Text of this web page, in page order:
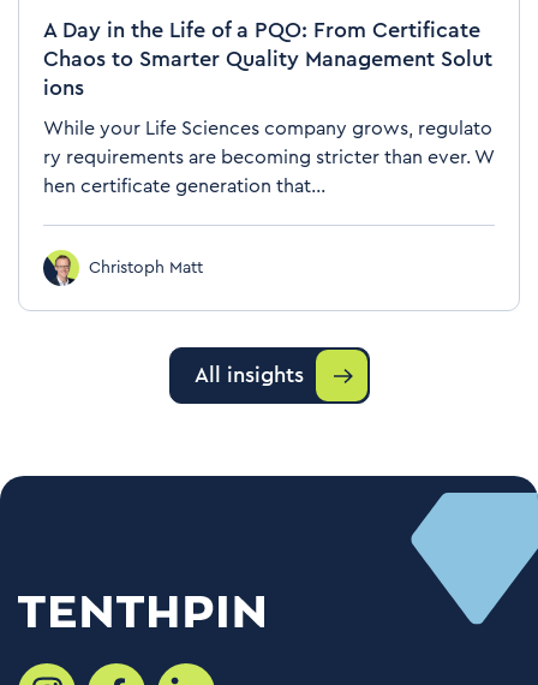
A Day in the Life of a PQO: From Certificate
Chaos to Smarter Quality Management Solut
ions
While your Life Sciences company grows, regulato
ry requirements are becoming stricter than ever. W
hen certificate generation that...
Christoph Matt
All insights